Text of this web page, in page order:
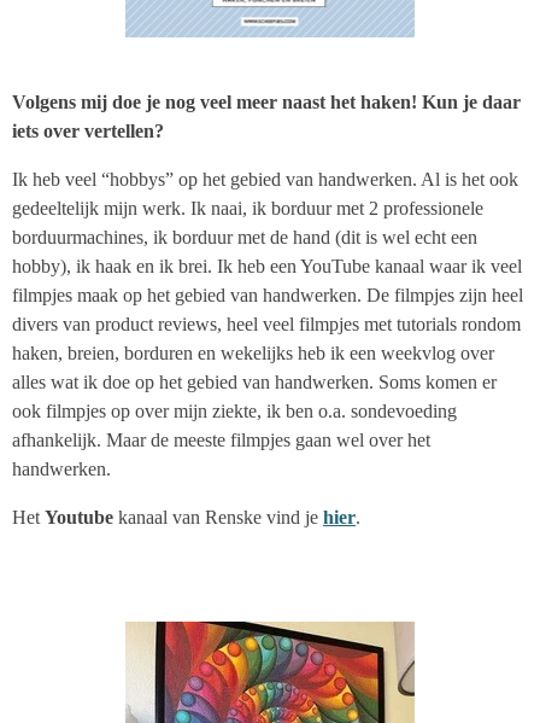
Volgens mij doe je nog veel meer naast het haken! Kun je daar
iets over vertellen?
Ik heb veel “hobbys” op het gebied van handwerken. Al is het ook
gedeeltelijk mijn werk. Ik naai, ik borduur met 2 professionele
borduurmachines, ik borduur met de hand (dit is wel echt een
hobby), ik haak en ik brei. Ik heb een YouTube kanaal waar ik veel
filmpjes maak op het gebied van handwerken. De filmpjes zijn heel
divers van product reviews, heel veel filmpjes met tutorials rondom
haken, breien, borduren en wekelijks heb ik een weekvlog over
alles wat ik doe op het gebied van handwerken. Soms komen er
ook filmpjes op over mijn ziekte, ik ben o.a. sondevoeding
afhankelijk. Maar de meeste filmpjes gaan wel over het
handwerken.
Het Youtube kanaal van Renske vind je hier.